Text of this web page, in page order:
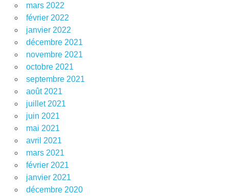
mars 2022
février 2022
janvier 2022
décembre 2021
novembre 2021
octobre 2021
septembre 2021
août 2021
juillet 2021
juin 2021
mai 2021
avril 2021
mars 2021
février 2021
janvier 2021
décembre 2020